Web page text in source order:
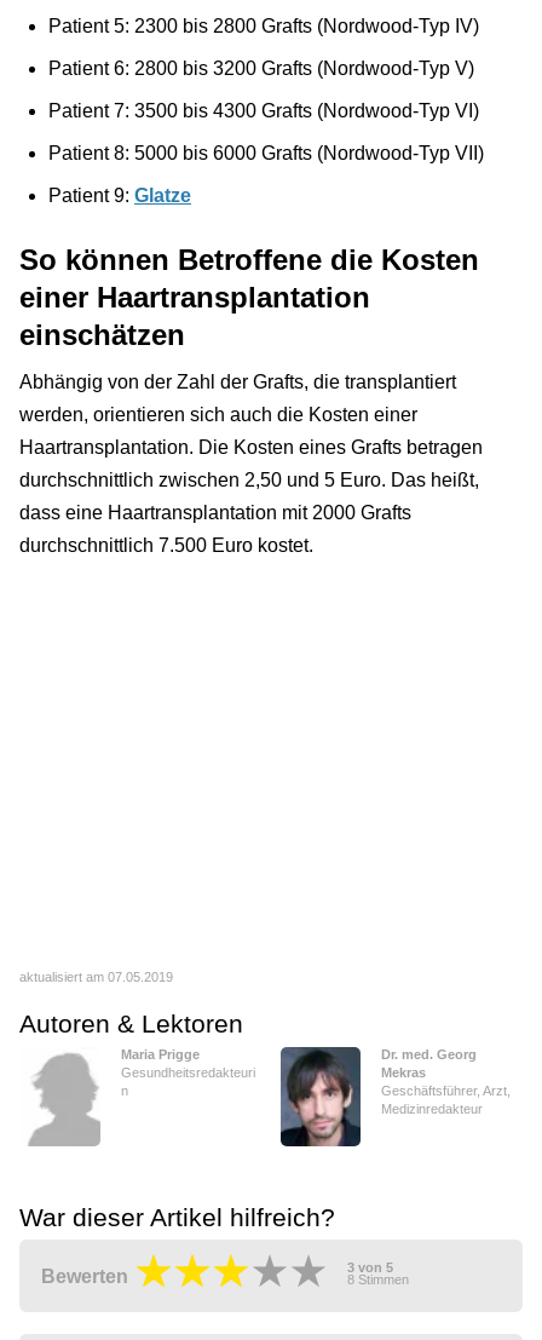
Patient 5: 2300 bis 2800 Grafts (Nordwood-Typ IV)
Patient 6: 2800 bis 3200 Grafts (Nordwood-Typ V)
Patient 7: 3500 bis 4300 Grafts (Nordwood-Typ VI)
Patient 8: 5000 bis 6000 Grafts (Nordwood-Typ VII)
Patient 9: Glatze
So können Betroffene die Kosten
einer Haartransplantation
einschätzen
Abhängig von der Zahl der Grafts, die transplantiert
werden, orientieren sich auch die Kosten einer
Haartransplantation. Die Kosten eines Grafts betragen
durchschnittlich zwischen 2,50 und 5 Euro. Das heißt,
dass eine Haartransplantation mit 2000 Grafts
durchschnittlich 7.500 Euro kostet.
aktualisiert am 07.05.2019
Autoren & Lektoren
Maria Prigge
Gesundheitsredakteuri
n
Dr. med. Georg
Mekras
Geschäftsführer, Arzt,
Medizinredakteur
War dieser Artikel hilfreich?
Bewerten 3 von 5
8 Stimmen